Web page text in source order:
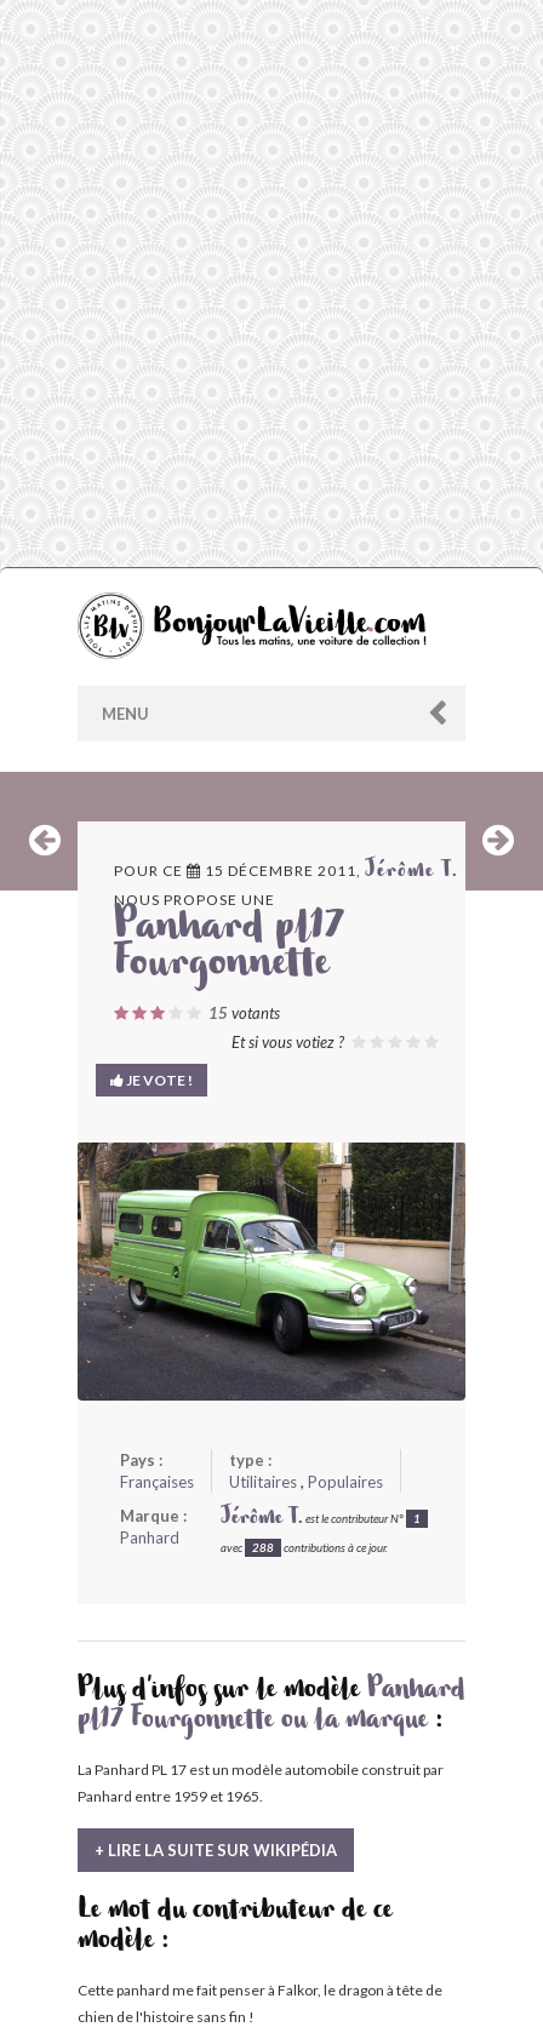
MENU
ARCHIVES
LES CONTRIBUTEURS
MODÈLES ET MARQUES
COMMENT FONCTIONNE BLV ?
POUR CE 15 DÉCEMBRE 2011, Jérôme T.
NOUS PROPOSE UNE
Panhard pl17
Fourgonnette
15 votants
Et si vous votiez ?
JE VOTE !
Pays :
Françaises
type :
Utilitaires, Populaires
Marque :
Panhard
Jérôme T. est le contributeur N° 1
avec 288 contributions à ce jour.
Plus d'infos sur le modèle Panhard
pl17 Fourgonnette ou la marque:
La Panhard PL 17 est un modèle automobile construit par
Panhard entre 1959 et 1965.
+ LIRE LA SUITE SUR WIKIPÉDIA
Le mot du contributeur de ce
modèle :
Cette panhard me fait penser à Falkor, le dragon à tête de
chien de l'histoire sans fin !